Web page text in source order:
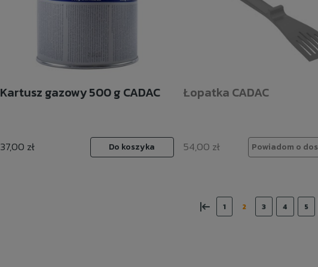
Kartusz gazowy 500 g CADAC
37,00 zł Do koszyka
Łopatka CADAC
54,00 zł Powiadom o
« 1 2 3 4 5